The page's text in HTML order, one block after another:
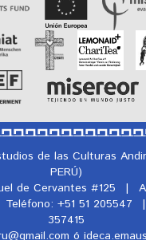
de las Culturas
PERÚ)
de Cervantes #125
|
Teléfono: +51 51 205547 |
357415
gmail.com ó